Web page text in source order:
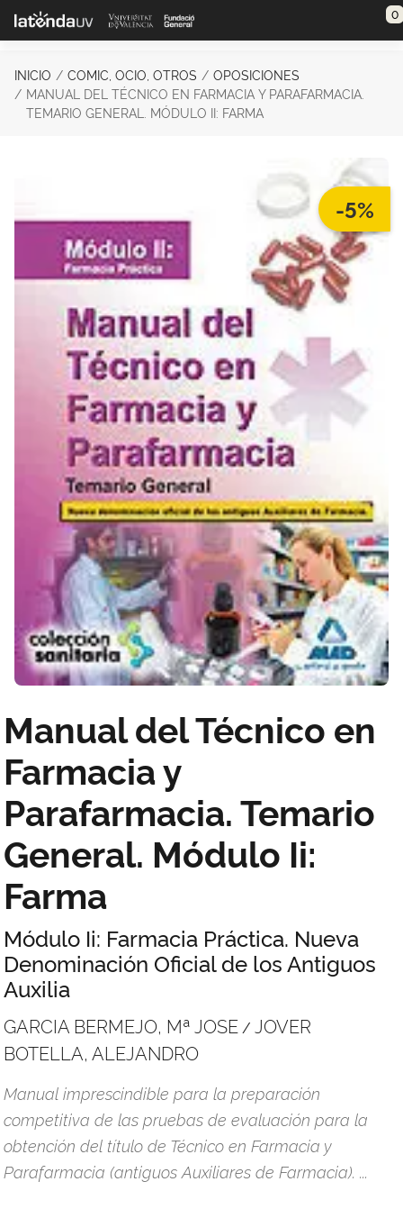
Saltar al contenido principal 0
INICIO COMIC, OCIO, OTROS
OPOSICIONES
MANUAL DEL TÉCNICO EN FARMACIA Y PARAFARMACIA.
TEMARIO GENERAL. MÓDULO II: FARMA
-5%
Manual del Técnico en
Farmacia y
Parafarmacia. Temario
General. Módulo Ii:
Farma
Módulo Ii: Farmacia Práctica. Nueva
Denominación Oficial de los Antiguos
Auxilia
GARCIA BERMEJO, Mª JOSE / JOVER
BOTELLA, ALEJANDRO
Manual imprescindible para la preparación
competitiva de las pruebas de evaluación para la
obtención del título de Técnico en Farmacia y
Parafarmacia (antiguos Auxiliares de Farmacia). ...